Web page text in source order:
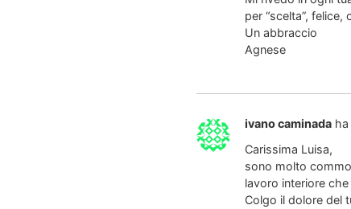
per “scelta”,
Un abbraccio
Agnese
ivano caminada
Carissima Luisa,
sono molto
lavoro interiore
Colgo il dolore del